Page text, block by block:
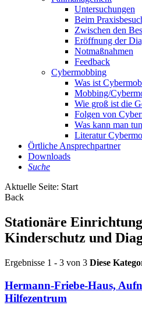
Untersuchungen
Beim
Zwischen den
Eröffnung der
Notmaßnahmen
Feedback
Cybermobbing
Was ist
Mobbing/
Wie groß ist die
Folgen von
Was kann man
Literatur
Örtliche Ansprechpartner
Downloads
Suche
Aktuelle Seite: Start
Back
Stationäre
Kinderschutz und
Ergebnisse 1 - 3 von 3 Diese
Hermann-Friebe-Haus,
Hilfezentrum